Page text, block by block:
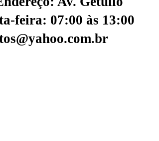
feira: 07:00 às 13:00